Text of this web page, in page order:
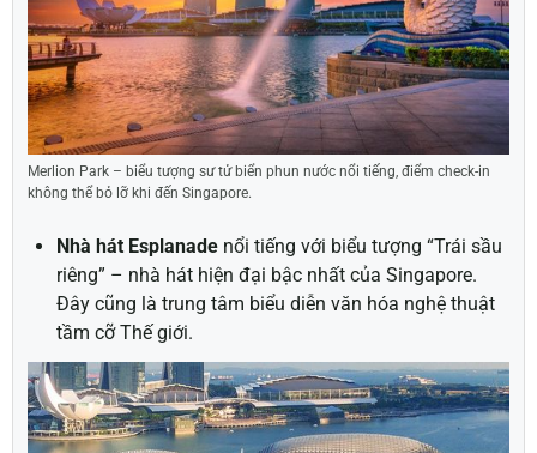
Merlion Park – biểu tượng sư tử biển phun nước nổi tiếng, điểm check-in
không thể bỏ lỡ khi đến Singapore.
Nhà hát Esplanade nổi tiếng với biểu tượng “Trái sầu
riêng” – nhà hát hiện đại bậc nhất của Singapore.
Đây cũng là trung tâm biểu diễn văn hóa nghệ thuật
tầm cỡ Thế giới.